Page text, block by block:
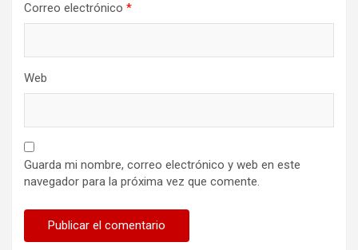
Correo electrónico *
Web
Guarda mi nombre, correo electrónico y web en este
navegador para la próxima vez que comente.